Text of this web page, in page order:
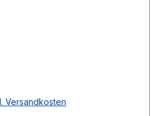
Griffbelastung eines
- eine super Ergänzung
alle Gi-Sportler. Imitiert
Versandkosten